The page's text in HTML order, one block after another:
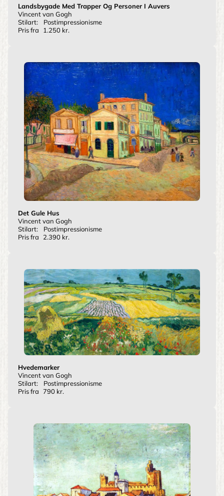
Landsbygade Med Trapper Og Personer I Auvers
Vincent van Gogh
Stilart:
Postimpressionisme
Pris fra
1.250 kr.
Det Gule Hus
Vincent van Gogh
Stilart:
Postimpressionisme
Pris fra
2.390 kr.
Hvedemarker
Vincent van Gogh
Stilart:
Postimpressionisme
Pris fra 790 kr.